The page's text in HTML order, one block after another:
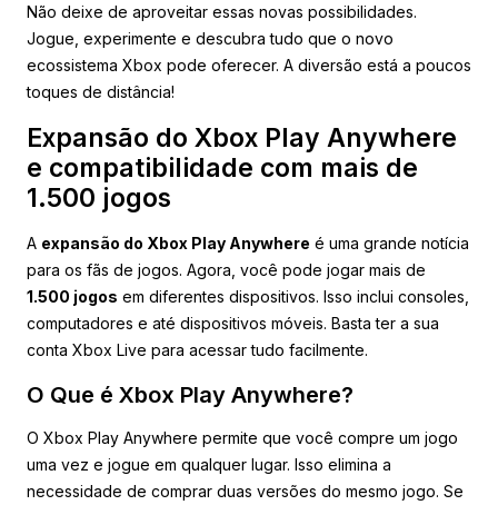
Não deixe de aproveitar essas novas possibilidades.
Jogue, experimente e descubra tudo que o novo
ecossistema Xbox pode oferecer. A diversão está a poucos
toques de distância!
Expansão do Xbox Play Anywhere
e compatibilidade com mais de
1.500 jogos
A expansão do Xbox Play Anywhere é uma grande notícia
para os fãs de jogos. Agora, você pode jogar mais de
1.500 jogos em diferentes dispositivos. Isso inclui consoles,
computadores e até dispositivos móveis. Basta ter a sua
conta Xbox Live para acessar tudo facilmente.
O Que é Xbox Play Anywhere?
O Xbox Play Anywhere permite que você compre um jogo
uma vez e jogue em qualquer lugar. Isso elimina a
necessidade de comprar duas versões do mesmo jogo. Se